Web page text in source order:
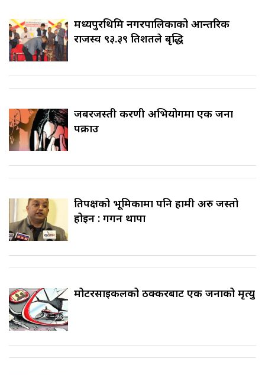
मध्यपुरथिमि नगरपालिकाको आन्तरिक
राजस्व ९३.३९ प्रतिशतले बृद्धि
जबरजस्ती करणी अभियोगमा एक जना
पक्राउ
प्रतिपक्षको भूमिकामा पनि हामी अरु जस्तो
होइन : गगन थापा
मोटरसाइकलको ठक्करबाट एक जनाको मृत्यु